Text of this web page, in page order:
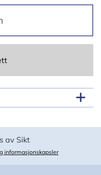
av Sikt
informasjonskapsler